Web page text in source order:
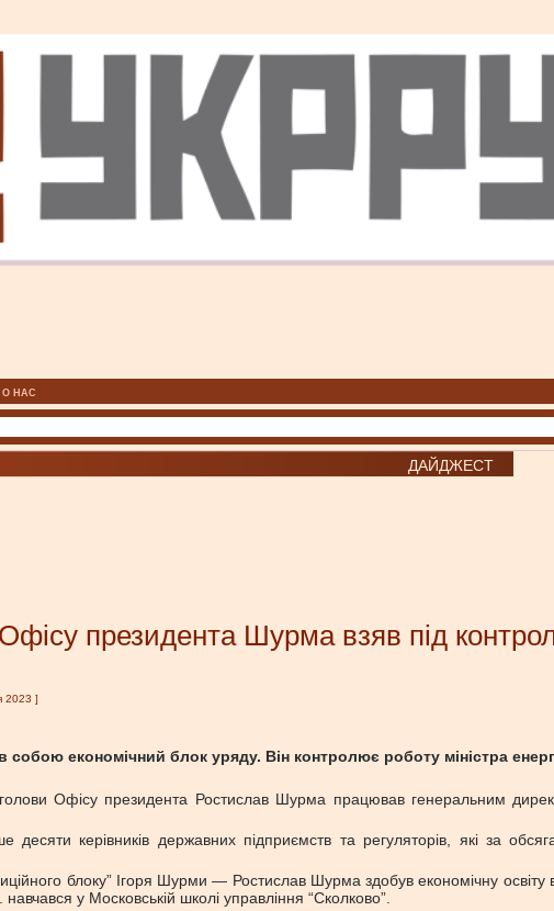
О НАС
ДАЙДЖЕСТ
президента Шурма взяв під
2023 ]
собою економічний блок уряду. Він контролює роботу міністра
Офісу президента Ростислав Шурма працював генеральним
десяти керівників державних підприємств та регуляторів, які за
блоку” Ігоря Шурми — Ростислав Шурма здобув економічну освіту
у Московській школі управління “Сколково”.